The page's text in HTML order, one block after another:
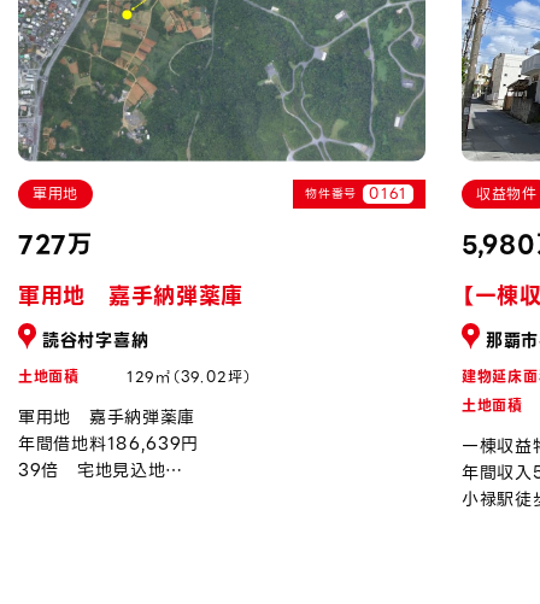
軍用地 物件番号 0161
727万
軍用地 嘉手納弾薬庫
読谷村字喜納
土地面積 129㎡（39.02坪）
軍用地 嘉手納弾薬庫
年間借地料186,639円
39倍 宅地見込地
収益物件
5,980
【一棟
那覇
建物延床
土地面積
一棟収益
年間収入
小禄駅徒